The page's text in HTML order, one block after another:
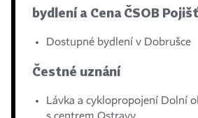
bydlení a Cena ČSOB
Dostupné bydlení v Dobrušce
Čestné uznání
Lávka a cyklopropojení Dolní